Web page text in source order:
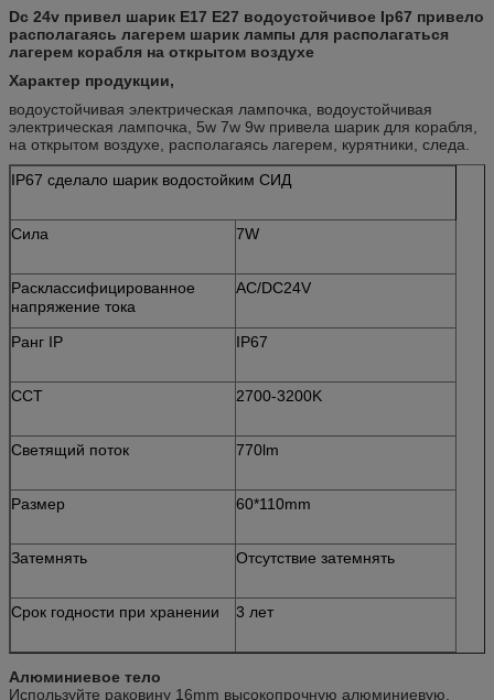
Dc 24v привел шарик E17 E27 водоустойчивое Ip67 привело
располагаясь лагерем шарик лампы для располагаться
лагерем корабля на открытом воздухе
Характер продукции,
водоустойчивая электрическая лампочка, водоустойчивая
электрическая лампочка, 5w 7w 9w привела шарик для корабля,
на открытом воздухе, располагаясь лагерем, курятники, следа.
IP67 сделало шарик водостойким СИД
Сила 7W
Расклассифицированное
напряжение тока
AC/DC24V
Ранг IP IP67
CCT 2700-3200K
Светящий поток 770lm
Размер 60*110mm
Затемнять Отсутствие затемнять
Срок годности при хранении 3 лет
Алюминиевое тело
Используйте раковину 16mm высокопрочную алюминиевую,